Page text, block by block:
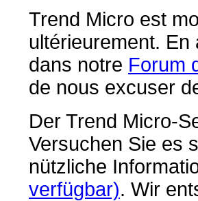
Trend Micro est
ultérieurement.
dans notre Forum
de nous excuser
Der Trend Micro-
Versuchen Sie es
nützliche
verfügbar). Wir